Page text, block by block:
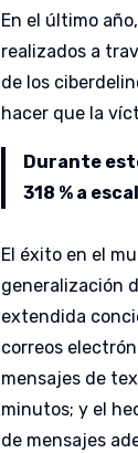
En el último
realizados a
de los
hacer que la
Durante
318 % a
El éxito en el
generalización
extendida
correos
mensajes de
minutos; y el
de mensajes